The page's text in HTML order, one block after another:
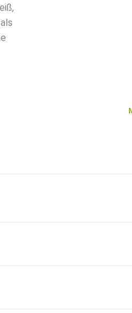
holt-der-windkraft-